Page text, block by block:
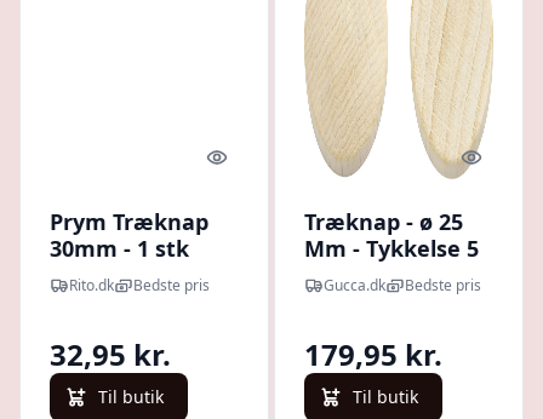
Quick look
Prym Træknap
30mm - 1 stk
Rito.dk Bedste pris
32,95 kr.
Til butik
Quick
Træknap - ø 25
Mm - Tykkelse 5
Mm - 150 Stk.
Gucca.dk Bedste pris
179,95 kr.
Til butik